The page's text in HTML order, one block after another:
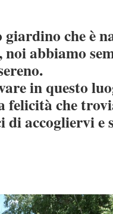
che è
abbiamo
in questo
felicità che
di accogliervi